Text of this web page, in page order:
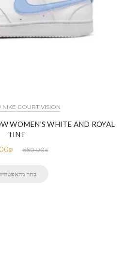
NIKE COURT VISION קורט ויז'ן נייק
WOMEN’S WHITE AND ROYAL
TINT
660.00₪
₪
בחר